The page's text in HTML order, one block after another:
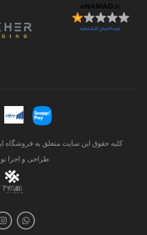
کلیه حقوق این سایت متعلق به فروشگاه
طراحی و اجرا